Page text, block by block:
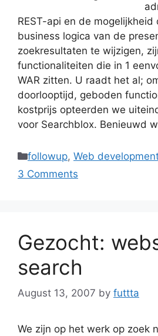
REST-api en de
business logica van de
zoekresultaten te wijzigen,
functionaliteiten die in 1
WAR zitten. U raadt het al;
doorlooptijd, geboden
kostprijs opteerden we
voor Searchblox. Benieuwd
Categories
followup, Web
3 Comments
Gezocht:
search
August 13, 2007 by futtta
We zijn op het werk op zoek